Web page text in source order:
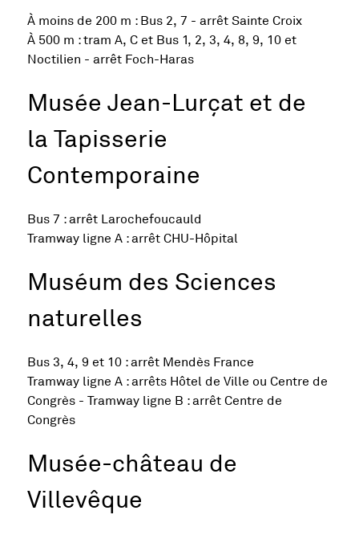
À moins de 200 m : Bus 2, 7 - arrêt Sainte Croix
À 500 m : tram A, C et Bus 1, 2, 3, 4, 8, 9, 10 et
Noctilien - arrêt Foch-Haras
Musée Jean-Lurçat et de
la Tapisserie
Contemporaine
Bus 7 : arrêt Larochefoucauld
Tramway ligne A : arrêt CHU-Hôpital
Muséum des Sciences
naturelles
Bus 3, 4, 9 et 10 : arrêt Mendès France
Tramway ligne A : arrêts Hôtel de Ville ou Centre de
Congrès - Tramway ligne B : arrêt Centre de
Congrès
Musée-château de
Villevêque